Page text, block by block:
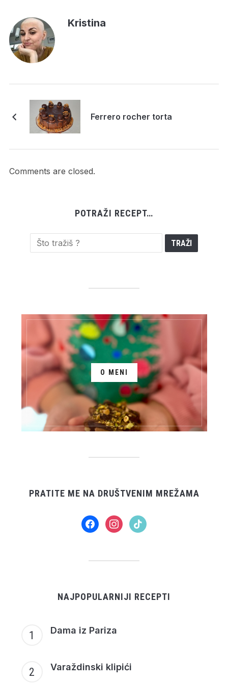
Kristina
Ferrero rocher torta
Comments are closed.
POTRAŽI RECEPT…
O MENI
PRATITE ME NA DRUŠTVENIM MREŽAMA
facebookinstagram
tiktok
NAJPOPULARNIJI RECEPTI
Dama iz Pariza
Varaždinski klipići